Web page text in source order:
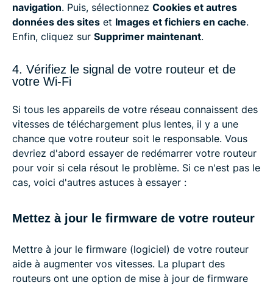
navigation. Puis, sélectionnez Cookies et autres
données des sites et Images et fichiers en cache.
Enfin, cliquez sur Supprimer maintenant.
4. Vérifiez le signal de votre routeur et de
votre Wi-Fi
Si tous les appareils de votre réseau connaissent des
vitesses de téléchargement plus lentes, il y a une
chance que votre routeur soit le responsable. Vous
devriez d'abord essayer de redémarrer votre routeur
pour voir si cela résout le problème. Si ce n'est pas le
cas, voici d'autres astuces à essayer :
Mettez à jour le firmware de votre routeur
Mettre à jour le firmware (logiciel) de votre routeur
aide à augmenter vos vitesses. La plupart des
routeurs ont une option de mise à jour de firmware